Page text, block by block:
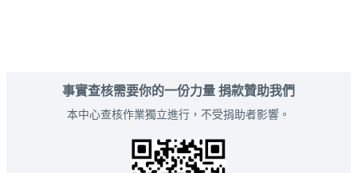
事實查核需要你的一份力量 捐款贊助我們
本中心查核作業獨立進行，不受捐助者影響。